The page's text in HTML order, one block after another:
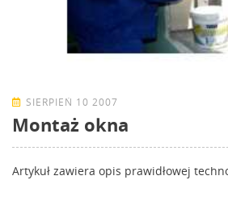
SIERPIEŃ 10 2007
Montaż okna
Artykuł zawiera opis prawidłowej